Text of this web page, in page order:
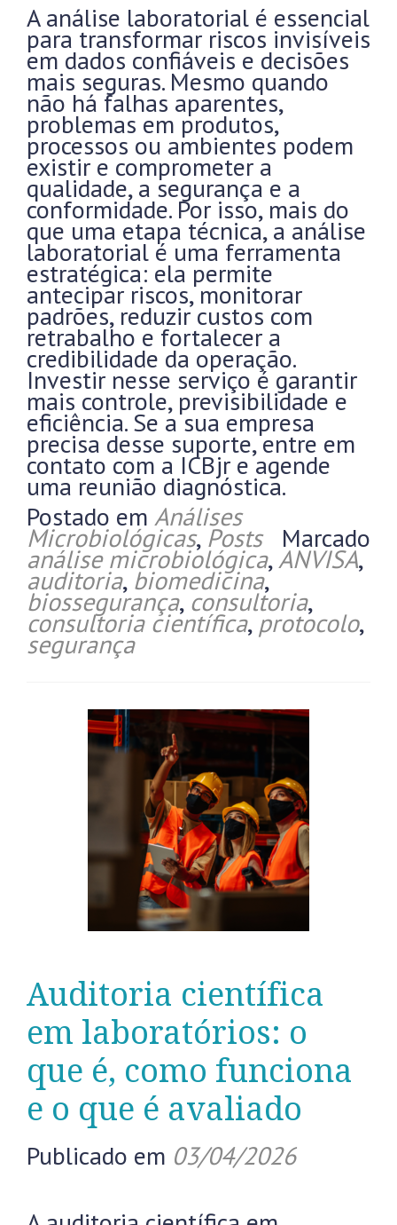
A análise laboratorial é essencial
para transformar riscos invisíveis
em dados confiáveis e decisões
mais seguras. Mesmo quando
não há falhas aparentes,
problemas em produtos,
processos ou ambientes podem
existir e comprometer a
qualidade, a segurança e a
conformidade. Por isso, mais do
que uma etapa técnica, a análise
laboratorial é uma ferramenta
estratégica: ela permite
antecipar riscos, monitorar
padrões, reduzir custos com
retrabalho e fortalecer a
credibilidade da operação.
Investir nesse serviço é garantir
mais controle, previsibilidade e
eficiência. Se a sua empresa
precisa desse suporte, entre em
contato com a ICBjr e agende
uma reunião diagnóstica.
Postado em Análises
Microbiológicas, Posts Marcado
análise microbiológica,ANVISA,
auditoria, biomedicina,
biossegurança, consultoria,
consultoria científica,protocolo,
segurança
Auditoria científica
em laboratórios: o
que é, como funciona
e o que é avaliado
Publicado em 03/04/2026